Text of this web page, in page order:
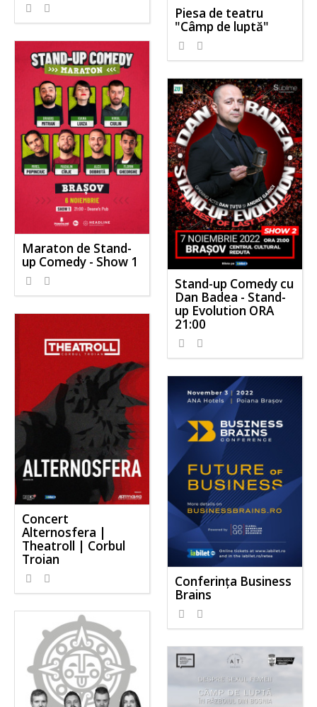
Piesa de teatru
"Câmp de luptă"
Maraton de Stand-
up Comedy - Show 1
Stand-up Comedy cu
Dan Badea - Stand-
up Evolution ORA
21:00
Concert
Alternosfera |
Theatroll | Corbul
Troian
Conferința Business
Brains